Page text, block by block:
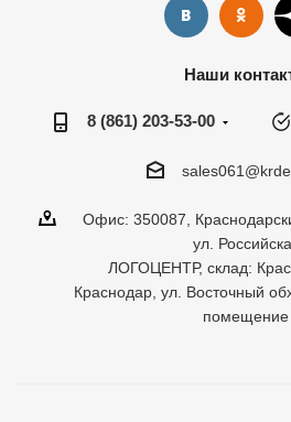
Наши
8 (861) 203-53-00
Офис: 350087,
ул.
ЛОГОЦЕНТР, склад:
Краснодар, ул. Восточный
помещение